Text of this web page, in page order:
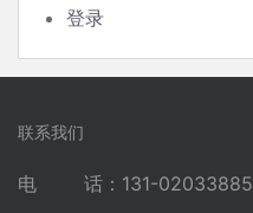
登录
联系我们
电 话：131-02033885